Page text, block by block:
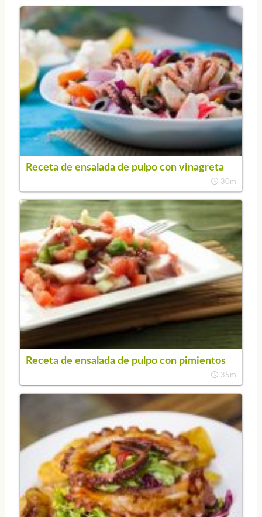
Receta de ensalada de pulpo con vinagreta
30m
Receta de ensalada de pulpo con pimientos
35m